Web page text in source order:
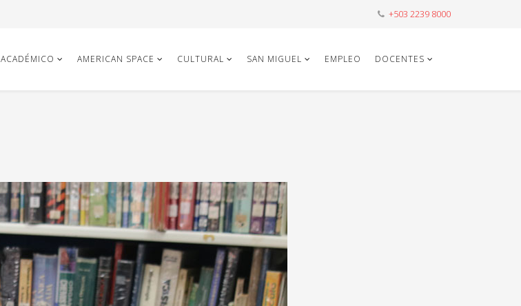
+503 2239 8000
ACADÉMICO AMERICAN SPACE CULTURAL SAN MIGUEL EMPLEO DOCENTES